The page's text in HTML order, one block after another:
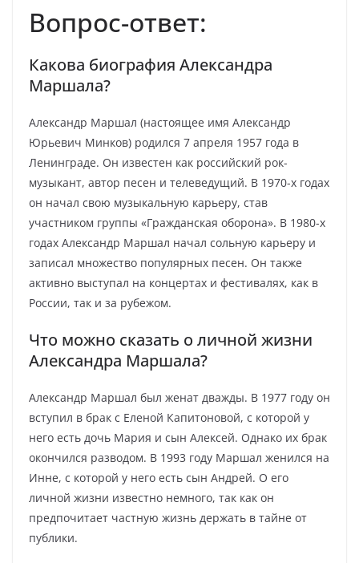
Вопрос-ответ:
Какова биография Александра
Маршала?
Александр Маршал (настоящее имя Александр
Юрьевич Минков) родился 7 апреля 1957 года в
Ленинграде. Он известен как российский рок-
музыкант, автор песен и телеведущий. В 1970-х годах
он начал свою музыкальную карьеру, став
участником группы «Гражданская оборона». В 1980-х
годах Александр Маршал начал сольную карьеру и
записал множество популярных песен. Он также
активно выступал на концертах и фестивалях, как в
России, так и за рубежом.
Что можно сказать о личной жизни
Александра Маршала?
Александр Маршал был женат дважды. В 1977 году он
вступил в брак с Еленой Капитоновой, с которой у
него есть дочь Мария и сын Алексей. Однако их брак
окончился разводом. В 1993 году Маршал женился на
Инне, с которой у него есть сын Андрей. О его
личной жизни известно немного, так как он
предпочитает частную жизнь держать в тайне от
публики.